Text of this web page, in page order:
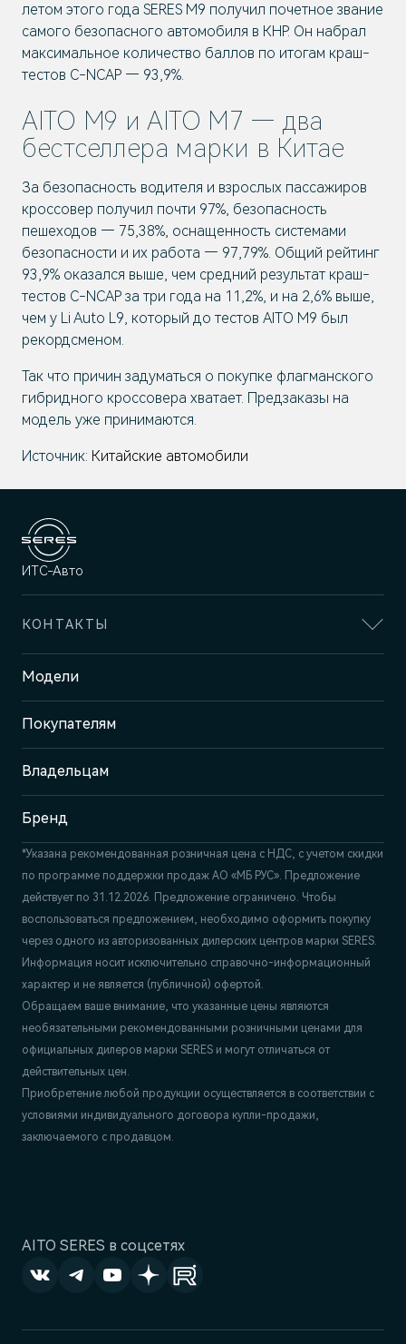
летом этого года SERES M9 получил почетное звание
самого безопасного автомобиля в КНР. Он набрал
максимальное количество баллов по итогам краш-
тестов C-NCAP — 93,9%.
AITO M9 и AITO M7 — два
бестселлера марки в Китае
За безопасность водителя и взрослых пассажиров
кроссовер получил почти 97%, безопасность
пешеходов — 75,38%, оснащенность системами
безопасности и их работа — 97,79%. Общий рейтинг
93,9% оказался выше, чем средний результат краш-
тестов C-NCAP за три года на 11,2%, и на 2,6% выше,
чем у Li Auto L9, который до тестов AITO M9 был
рекордсменом.
Так что причин задуматься о покупке флагманского
гибридного кроссовера хватает. Предзаказы на
модель уже принимаются.
Источник: Китайские автомобили
AITO SERES в соцсетях
ИТС-Авто
КОНТАКТЫ
Адрес
Ижевск, ул. Ленина, 99
Отдел продаж и сервиса
+7 (3412) 901-600
Модели
Покупателям
Владельцам
Бренд
*Указана рекомендованная розничная цена c НДС, с учетом скидки
по программе поддержки продаж АО «МБ РУС». Предложение
действует по 31.12.2026. Предложение ограничено. Чтобы
воспользоваться предложением, необходимо оформить покупку
через одного из авторизованных дилерских центров марки SERES.
Информация носит исключительно справочно-информационный
характер и не является (публичной) офертой.
Обращаем ваше внимание, что указанные цены являются
необязательными рекомендованными розничными ценами для
официальных дилеров марки SERES и могут отличаться от
действительных цен.
Приобретение любой продукции осуществляется в соответствии с
условиями индивидуального договора купли-продажи,
заключаемого с продавцом.